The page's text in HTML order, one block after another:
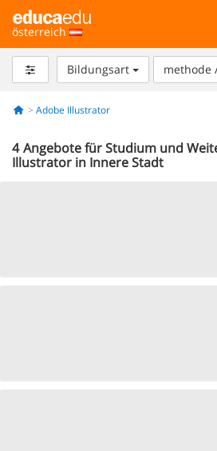
österreich
Bildungsart methode
Adobe Illustrator
4 Angebote für Studium und
Illustrator in Innere Stadt